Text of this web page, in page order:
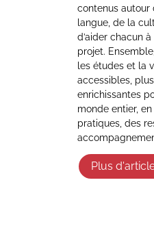
contenus autour
langue, de la
d’aider chacun
projet.
les études et la
accessibles,
enrichissantes
monde entier,
pratiques, des
Plus